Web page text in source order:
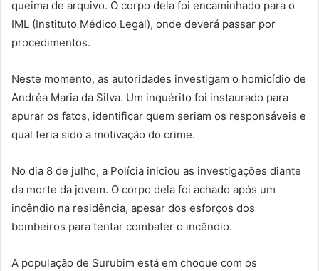
queima de arquivo. O corpo dela foi encaminhado para o
IML (Instituto Médico Legal), onde deverá passar por
procedimentos.
Neste momento, as autoridades investigam o homicídio de
Andréa Maria da Silva. Um inquérito foi instaurado para
apurar os fatos, identificar quem seriam os responsáveis e
qual teria sido a motivação do crime.
No dia 8 de julho, a Polícia iniciou as investigações diante
da morte da jovem. O corpo dela foi achado após um
incêndio na residência, apesar dos esforços dos
bombeiros para tentar combater o incêndio.
A população de Surubim está em choque com os